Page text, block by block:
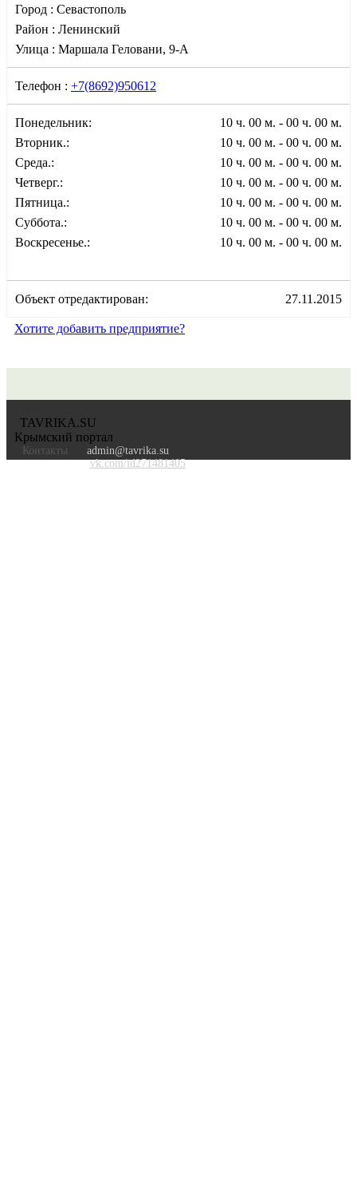
Город : Севастополь
Район : Ленинский
Улица : Маршала Геловани, 9-А
Телефон : +7(8692)950612
Понедельник:
10 ч. 00 м. - 00 ч. 00 м.
Вторник.:
10 ч. 00 м. - 00 ч. 00 м.
Среда.:
10 ч. 00 м. - 00 ч. 00 м.
Четверг.:
10 ч. 00 м. - 00 ч. 00 м.
Пятница.:
10 ч. 00 м. - 00 ч. 00 м.
Суббота.:
10 ч. 00 м. - 00 ч. 00 м.
Воскресенье.:
10 ч. 00 м. - 00 ч. 00 м.
Объект отредактирован: 27.11.2015
Хотите добавить предприятие?
TAVRIKA.SU
Крымский портал
Контакты
admin@tavrika.su
vk.com/id271481405